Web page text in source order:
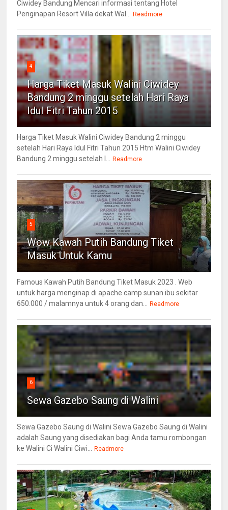
Ciwidey Bandung Mencari informasi tentang Hotel
Penginapan Resort Villa dekat Wal...
Readmore
4
Harga Tiket Masuk Walini Ciwidey
Bandung 2 minggu setelah Hari Raya
Idul Fitri Tahun 2015
Harga Tiket Masuk Walini Ciwidey Bandung 2 minggu
setelah Hari Raya Idul Fitri Tahun 2015 Htm Walini Ciwidey
Bandung 2 minggu setelah l...
Readmore
5
Wow Kawah Putih Bandung Tiket
Masuk Untuk Kamu
Famous Kawah Putih Bandung Tiket Masuk 2023 . Web
untuk harga menginap di apache camp sunan ibu sekitar
650.000 / malamnya untuk 4 orang dan...
Readmore
6
Sewa Gazebo Saung di Walini
Sewa Gazebo Saung di Walini Sewa Gazebo Saung di Walini
adalah Saung yang disediakan bagi Anda tamu rombongan
ke Walini Ci Walini Ciwi...
Readmore